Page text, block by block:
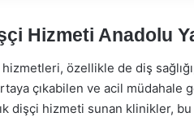
Hizmeti Anadolu
hizmetleri, özellikle de diş
çıkabilen ve acil müdahale
dişçi hizmeti sunan klinikler,